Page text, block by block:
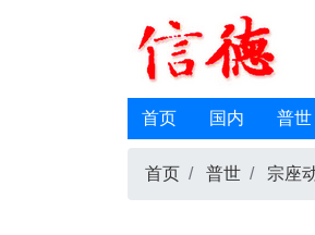
首页 国内 普世
首页 普世 宗座